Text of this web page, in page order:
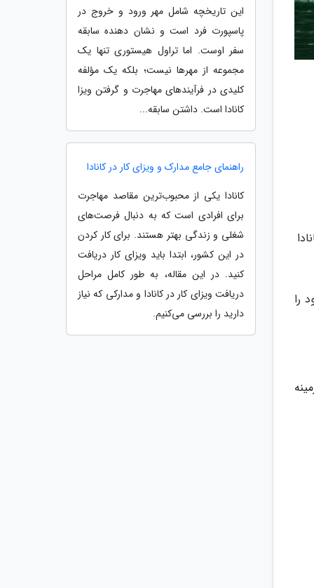
را
این تاریخچه شامل مهر ورود و خروج در
پاسپورت فرد است و نشان دهنده سابقه
سفر اوست. اما تراول هیستوری تنها یک
مجموعه از مهرها نیست؛ بلکه یک مؤلفه
کلیدی در فرآیندهای مهاجرت و گرفتن ویزا
کانادا است. داشتن سابقه...
راهنمای جامع مدارک و ویزای کار در کانادا
کانادا یکی از محبوب‌ترین مقاصد مهاجرت
برای افرادی است که به دنبال فرصت‌های
شغلی و زندگی بهتر هستند. برای کار کردن
در این کشور، ابتدا باید ویزای کار دریافت
کنید. در این مقاله، به طور کامل مراحل
دریافت ویزای کار در کانادا و مدارکی که نیاز
دارید را بررسی می‌کنیم.